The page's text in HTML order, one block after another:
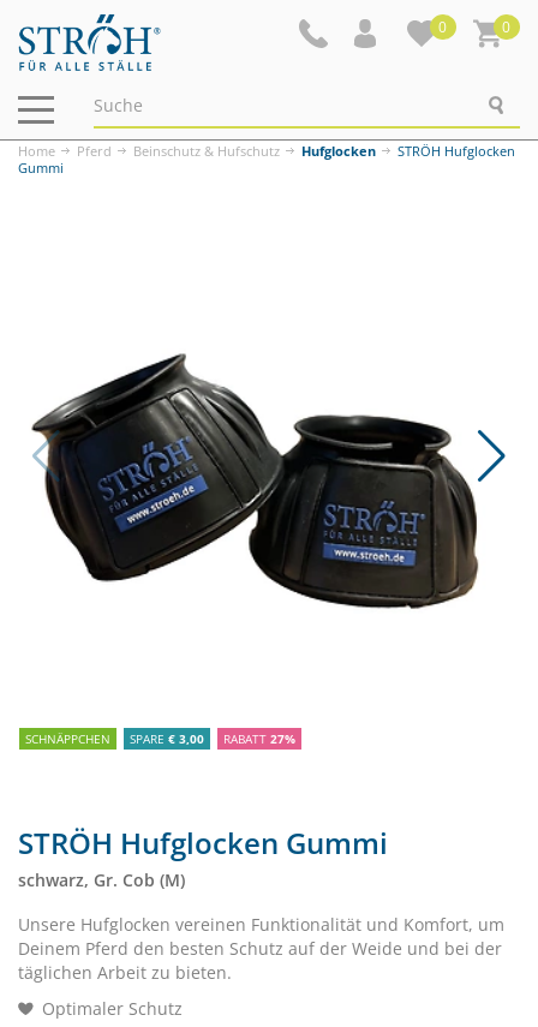
0 0
Navigation
ein-/ausblenden
Home Pferd Beinschutz & Hufschutz Hufglocken
STRÖH Hufglocken
Gummi
SCHNÄPPCHEN SPARE € 3,00 RABATT 27%
STRÖH Hufglocken Gummi
schwarz, Gr. Cob (M)
Unsere Hufglocken vereinen Funktionalität und Komfort, um
Deinem Pferd den besten Schutz auf der Weide und bei der
täglichen Arbeit zu bieten.
Optimaler Schutz